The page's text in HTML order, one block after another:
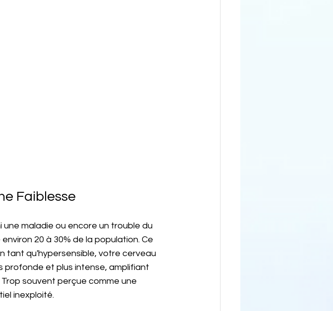
Faiblesse
une maladie ou encore un trouble du
20 à 30% de la population. Ce
tant qu'hypersensible, votre cerveau
profonde et plus intense, amplifiant
souvent perçue comme une
inexploité.